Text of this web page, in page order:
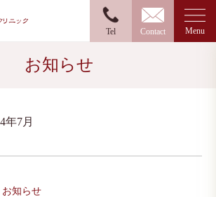
Tel Contact Menu
お知らせ
年7月
お知らせ